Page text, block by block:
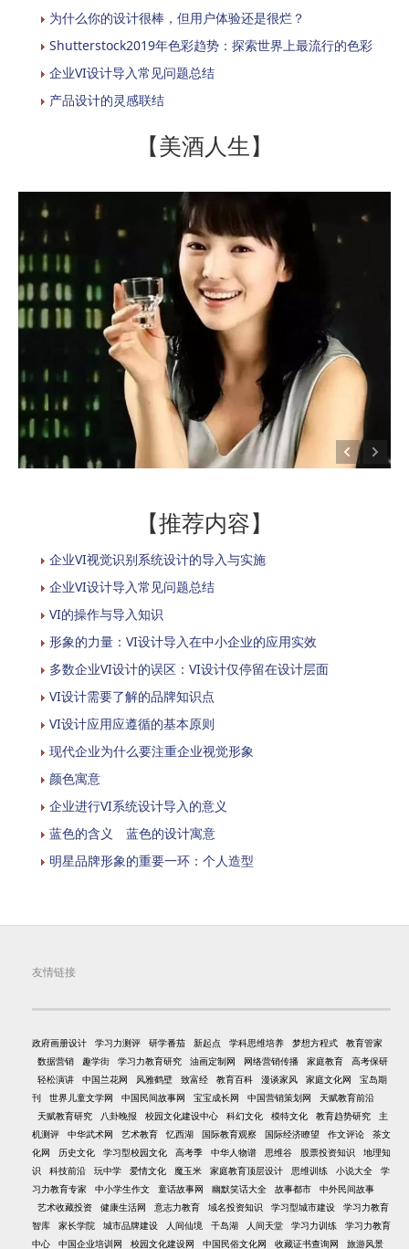
为什么你的设计很棒，但用户体验还是很烂？
Shutterstock2019年色彩趋势：探索世界上最流行的色彩
企业VI设计导入常见问题总结
产品设计的灵感联结
【美酒人生】
【推荐内容】
企业VI视觉识别系统设计的导入与实施
企业VI设计导入常见问题总结
VI的操作与导入知识
形象的力量：VI设计导入在中小企业的应用实效
多数企业VI设计的误区：VI设计仅停留在设计层面
VI设计需要了解的品牌知识点
VI设计应用应遵循的基本原则
现代企业为什么要注重企业视觉形象
颜色寓意
企业进行VI系统设计导入的意义
蓝色的含义 蓝色的设计寓意
明星品牌形象的重要一环：个人造型
友情链接
政府画册设计 学习力测评 研学番茄 新起点 学科思维培养 梦想方程式
教育管家
数据营销
趣学街 学习力教育研究 油画定制网 网络营销传播 家庭教育
高考保研
轻松演讲
中国兰花网 风雅鹤壁 致富经 教育百科 漫谈家风 家庭文化网
宝岛期
刊
世界儿童文学网 中国民间故事网 宝宝成长网 中国营销策划网
天赋教育前沿
天赋教育研究
八卦晚报 校园文化建设中心 科幻文化 模特文化 教育趋势研究
主
机测评
中华武术网 艺术教育 忆西湖 国际教育观察 国际经济瞭望 作文评论
茶文
化网
历史文化 学习型校园文化 高考季 中华人物谱 思维谷 股票投资知识
地理知
识
科技前沿 玩中学 爱情文化 魔玉米 家庭教育顶层设计 思维训练 小说大全
学
习力教育专家
中小学生作文 童话故事网 幽默笑话大全 故事都市
中外民间故事
艺术收藏投资
健康生活网 意志力教育 域名投资知识 学习型城市建设
学习力教育
智库
家长学院 城市品牌建设 人间仙境 千岛湖 人间天堂 学习力训练
学习力教育
中心
中国企业培训网 校园文化建设网 中国民俗文化网 收藏证书查询网 旅游风景